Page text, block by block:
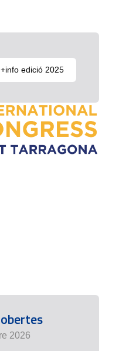
+info edició 2025
2026